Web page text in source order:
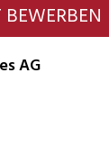
BEWERBEN
AG